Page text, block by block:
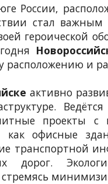
России,
стал
героической
расположению и
активно
проекты
как офисные
транспортной
дорог.